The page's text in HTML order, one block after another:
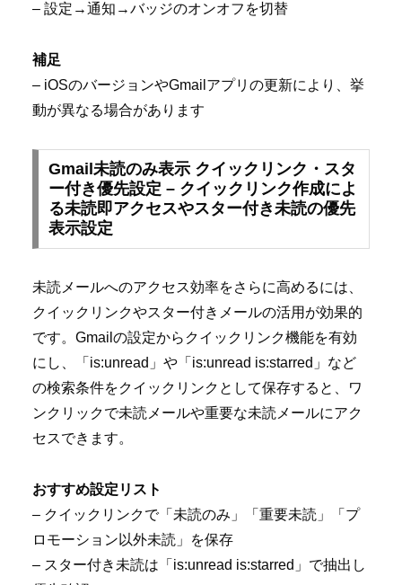
– 設定→通知→バッジのオンオフを切替
補足
– iOSのバージョンやGmailアプリの更新により、挙
動が異なる場合があります
Gmail未読のみ表示 クイックリンク・スタ
ー付き優先設定 – クイックリンク作成によ
る未読即アクセスやスター付き未読の優先
表示設定
未読メールへのアクセス効率をさらに高めるには、
クイックリンクやスター付きメールの活用が効果的
です。Gmailの設定からクイックリンク機能を有効
にし、「is:unread」や「is:unread is:starred」など
の検索条件をクイックリンクとして保存すると、ワ
ンクリックで未読メールや重要な未読メールにアク
セスできます。
おすすめ設定リスト
– クイックリンクで「未読のみ」「重要未読」「プ
ロモーション以外未読」を保存
– スター付き未読は「is:unread is:starred」で抽出し